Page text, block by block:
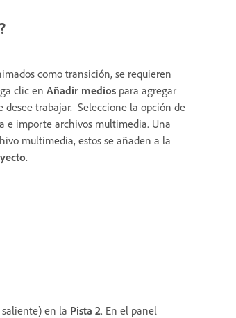
como transición, se requieren
clic en Añadir medios para agregar
desee trabajar. Seleccione la opción de
e importe archivos multimedia. Una
multimedia, estos se añaden a la
.
en la Pista 2. En el panel